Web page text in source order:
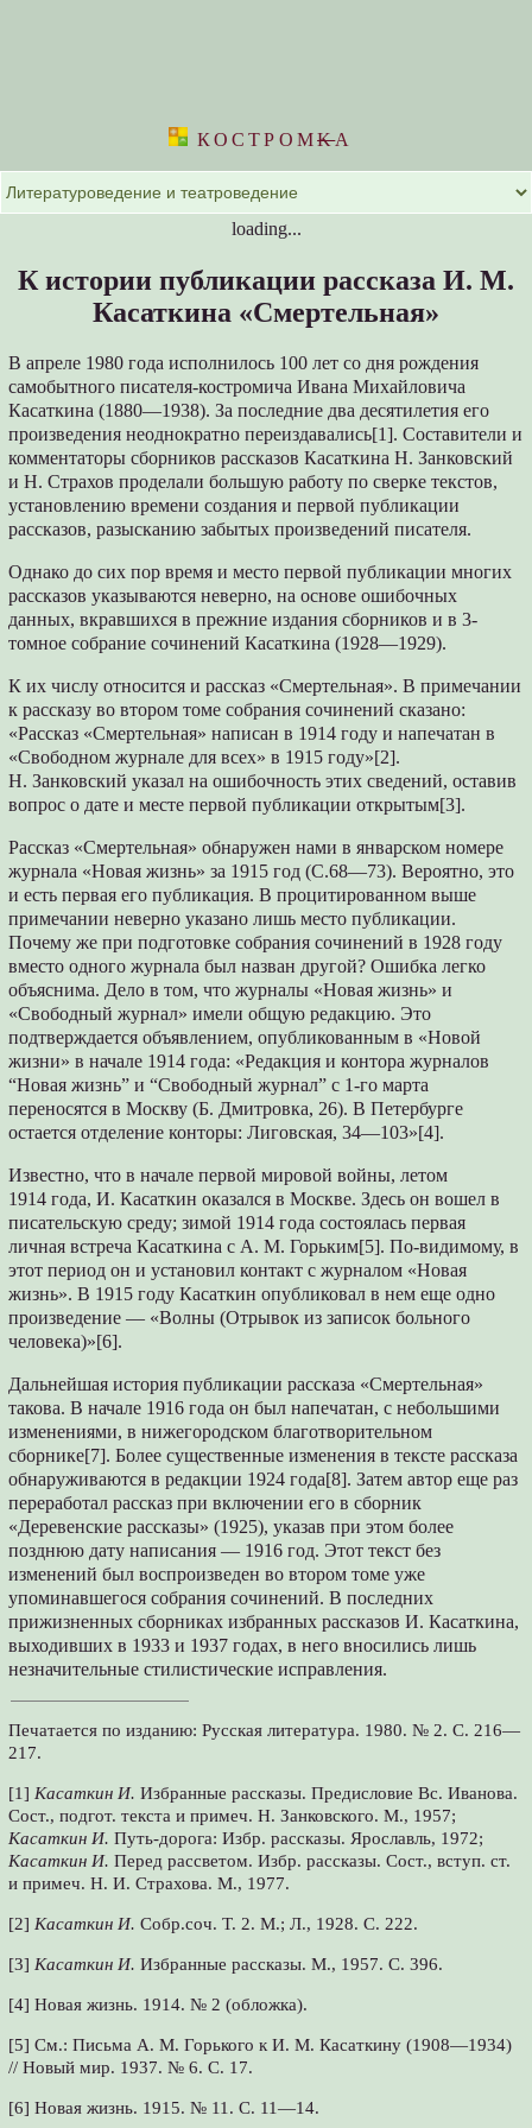
КОСТРОМKА
loading...
К истории публикации рассказа И. М.
Касаткина «Смертельная»
В апреле 1980 года исполнилось 100 лет со дня рождения
самобытного писателя-костромича Ивана Михайловича
Касаткина (1880—1938). За последние два десятилетия его
произведения неоднократно переиздавались[1]. Составители и
комментаторы сборников рассказов Касаткина Н. Занковский
и Н. Страхов проделали большую работу по сверке текстов,
установлению времени создания и первой публикации
рассказов, разысканию забытых произведений писателя.
Однако до сих пор время и место первой публикации многих
рассказов указываются неверно, на основе ошибочных
данных, вкравшихся в прежние издания сборников и в 3-
томное собрание сочинений Касаткина (1928—1929).
К их числу относится и рассказ «Смертельная». В примечании
к рассказу во втором томе собрания сочинений сказано:
«Рассказ «Смертельная» написан в 1914 году и напечатан в
«Свободном журнале для всех» в 1915 году»[2].
Н. Занковский указал на ошибочность этих сведений, оставив
вопрос о дате и месте первой публикации открытым[3].
Рассказ «Смертельная» обнаружен нами в январском номере
журнала «Новая жизнь» за 1915 год (С.68—73). Вероятно, это
и есть первая его публикация. В процитированном выше
примечании неверно указано лишь место публикации.
Почему же при подготовке собрания сочинений в 1928 году
вместо одного журнала был назван другой? Ошибка легко
объяснима. Дело в том, что журналы «Новая жизнь» и
«Свободный журнал» имели общую редакцию. Это
подтверждается объявлением, опубликованным в «Новой
жизни» в начале 1914 года: «Редакция и контора журналов
“Новая жизнь” и “Свободный журнал” с 1-го марта
переносятся в Москву (Б. Дмитровка, 26). В Петербурге
остается отделение конторы: Лиговская, 34—103»[4].
Известно, что в начале первой мировой войны, летом
1914 года, И. Касаткин оказался в Москве. Здесь он вошел в
писательскую среду; зимой 1914 года состоялась первая
личная встреча Касаткина с А. М. Горьким[5]. По-видимому, в
этот период он и установил контакт с журналом «Новая
жизнь». В 1915 году Касаткин опубликовал в нем еще одно
произведение — «Волны (Отрывок из записок больного
человека)»[6].
Дальнейшая история публикации рассказа «Смертельная»
такова. В начале 1916 года он был напечатан, с небольшими
изменениями, в нижегородском благотворительном
сборнике[7]. Более существенные изменения в тексте рассказа
обнаруживаются в редакции 1924 года[8]. Затем автор еще раз
переработал рассказ при включении его в сборник
«Деревенские рассказы» (1925), указав при этом более
позднюю дату написания — 1916 год. Этот текст без
изменений был воспроизведен во втором томе уже
упоминавшегося собрания сочинений. В последних
прижизненных сборниках избранных рассказов И. Касаткина,
выходивших в 1933 и 1937 годах, в него вносились лишь
незначительные стилистические исправления.
Печатается по изданию: Русская литература. 1980. № 2. С. 216—
217.
[1] Касаткин И. Избранные рассказы. Предисловие Вс. Иванова.
Сост., подгот. текста и примеч. Н. Занковского. М., 1957;
Касаткин И. Путь-дорога: Избр. рассказы. Ярославль, 1972;
Касаткин И. Перед рассветом. Избр. рассказы. Сост., вступ. ст.
и примеч. Н. И. Страхова. М., 1977.
[2] Касаткин И. Собр.соч. Т. 2. М.; Л., 1928. С. 222.
[3] Касаткин И. Избранные рассказы. М., 1957. С. 396.
[4] Новая жизнь. 1914. № 2 (обложка).
[5] См.: Письма А. М. Горького к И. М. Касаткину (1908—1934)
// Новый мир. 1937. № 6. С. 17.
[6] Новая жизнь. 1915. № 11. С. 11—14.